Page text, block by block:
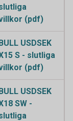
(pdf)
USDSEK
S - slutliga
(pdf)
USDSEK
SW -